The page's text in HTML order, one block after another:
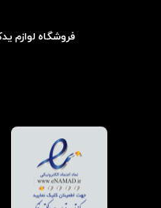
فروشگاه لوازم